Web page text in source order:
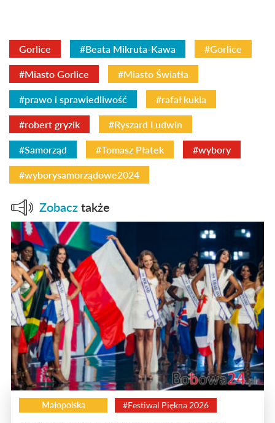
Gorlice #Beata Mikruta-Kawa #Gorlice
#Miasto Gorlice #Miasto Światła
#prawo i sprawiedliwość #rafał kukla
#robert gryzik #Ryszard Ludwin
#Samorząd #Tomasz Płatek #wybory
#wyborysamorządowe2024
Zobacz także
Małopolska #Festiwal Piękna 2026